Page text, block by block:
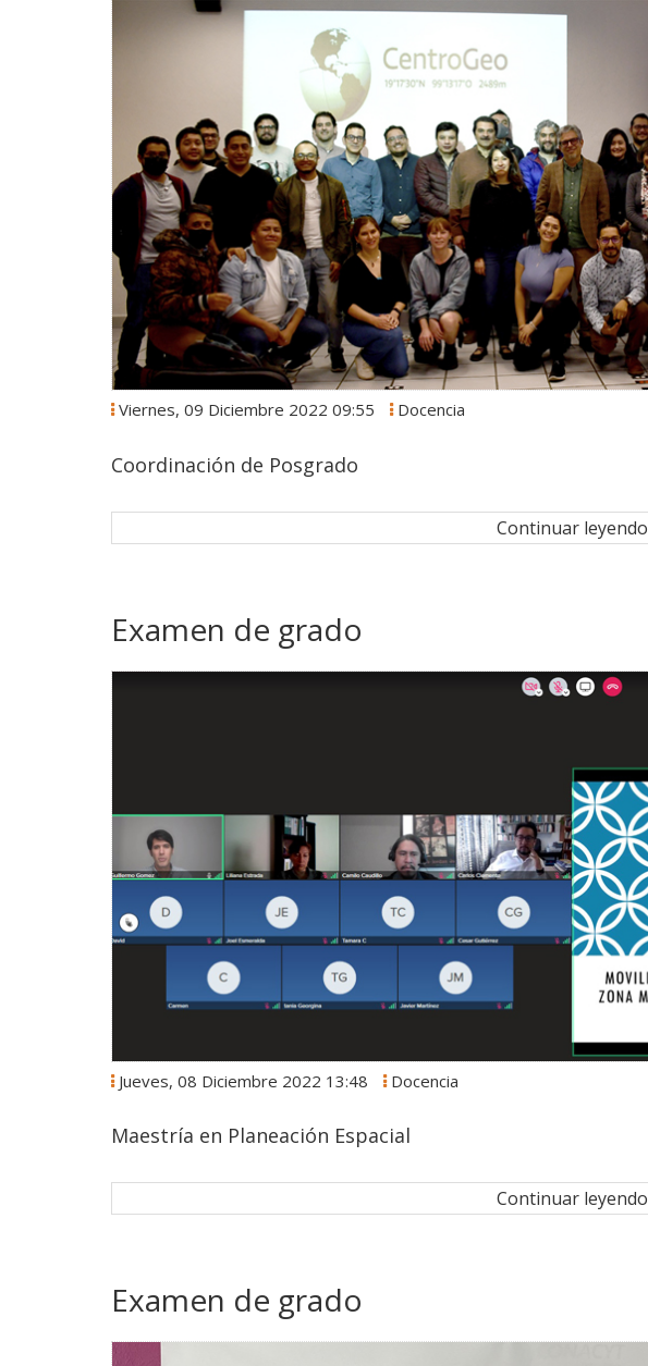
Viernes, 09 Diciembre 2022 09:55 Docencia
Coordinación de Posgrado
Continuar leyendo
Examen de grado
Jueves, 08 Diciembre 2022 13:48 Docencia
Maestría en Planeación Espacial
Continuar leyendo
Examen de grado